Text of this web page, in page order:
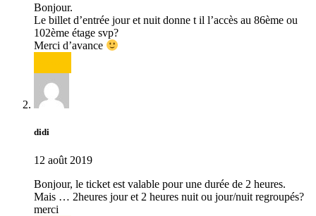
Bonjour.
Le billet d’entrée jour et nuit donne t il l’accès au 86ème ou
102ème étage svp?
Merci d’avance
didi
12 août 2019
Bonjour, le ticket est valable pour une durée de 2 heures.
Mais … 2heures jour et 2 heures nuit ou jour/nuit regroupés?
merci